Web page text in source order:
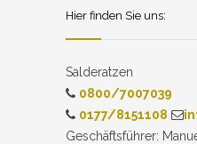
Hier finden Sie uns:
Salderatzen
0800/7007039
0177/8151108
Geschäftsführer: